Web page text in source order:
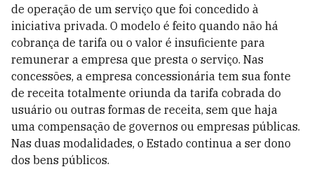
de operação de um serviço que foi concedido à
iniciativa privada. O modelo é feito quando não há
cobrança de tarifa ou o valor é insuficiente para
remunerar a empresa que presta o serviço. Nas
concessões, a empresa concessionária tem sua fonte
de receita totalmente oriunda da tarifa cobrada do
usuário ou outras formas de receita, sem que haja
uma compensação de governos ou empresas públicas.
Nas duas modalidades, o Estado continua a ser dono
dos bens públicos.